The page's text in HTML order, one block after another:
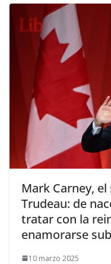
​Mark Carney,
Trudeau: de
tratar con la
enamorarse
10 marzo 2025